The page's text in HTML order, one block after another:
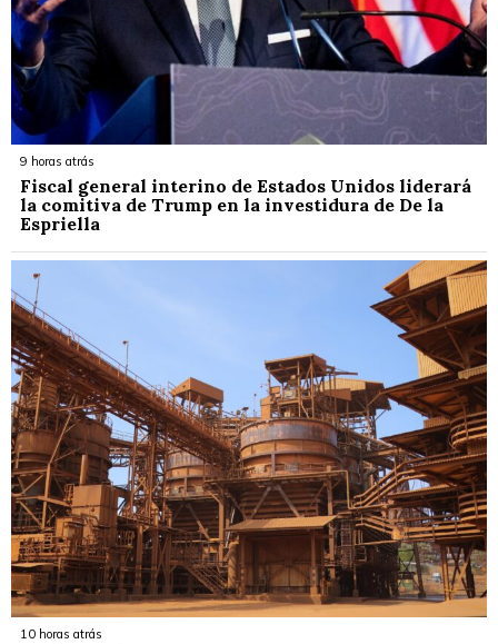
9 horas atrás
Fiscal general interino de Estados Unidos liderará
la comitiva de Trump en la investidura de De la
Espriella
10 horas atrás